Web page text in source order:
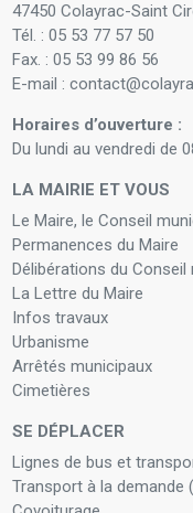
47450 Colayrac-Saint
Tél. : 05 53 77 57 50
Fax. : 05 53 99 86 56
E-mail :
Horaires d’ouverture :
Du lundi au vendredi de
LA MAIRIE ET VOUS
Le Maire, le Conseil
Permanences du Maire
Délibérations du Conseil
La Lettre du Maire
Infos travaux
Urbanisme
Arrêtés municipaux
Cimetières
SE DÉPLACER
Lignes de bus et
Transport à la demande